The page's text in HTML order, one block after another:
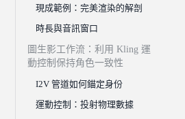
現成範例：完美渲染的解剖
時長與音訊窗口
圖生影工作流：利用 Kling 運
動控制保持角色一致性
I2V 管道如何錨定身份
運動控制：投射物理數據